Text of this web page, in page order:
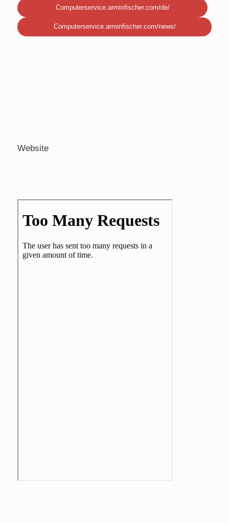
Computerservice.arminfischer.com/de/
Computerservice.arminfischer.com/news/
Website